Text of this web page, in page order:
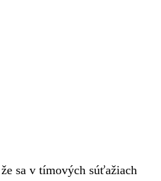
sa v tímových súťažiach